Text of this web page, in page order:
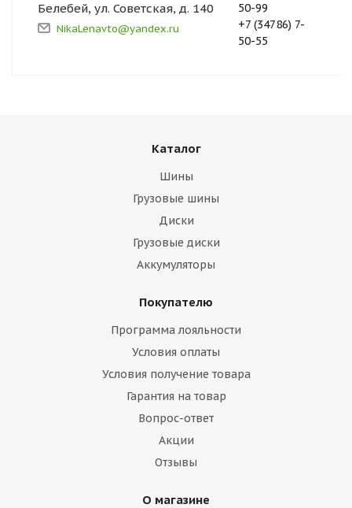
Белебей, ул. Советская, д. 140
NikaLenavto@yandex.ru
50-99
+7 (34786) 7-
50-55
Каталог
Шины
Грузовые шины
Диски
Грузовые диски
Аккумуляторы
Покупателю
Программа лояльности
Условия оплаты
Условия получение товара
Гарантия на товар
Вопрос-ответ
Акции
Отзывы
О магазине